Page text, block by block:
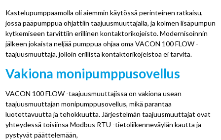
Kastelupumppaamolla oli aiemmin käytössä perinteinen ratkaisu,
jossa pääpumppua ohjattiin taajuusmuuttajalla, ja kolmen lisäpumpun
kytkemiseen tarvittiin erillinen kontaktorikojeisto. Modernisoinnin
jälkeen jokaista neljää pumppua ohjaa oma VACON 100 FLOW -
taajuusmuuttaja, jolloin erillistä kontaktorikojeistoa ei tarvita.
Vakiona monipumppusovellus
VACON 100 FLOW -taajuusmuuttajissa on vakiona usean
taajuusmuuttajan monipumppusovellus, mikä parantaa
luotettavuutta ja tehokkuutta. Järjestelmän taajuusmuuttajat ovat
yhteydessä toisiinsa Modbus RTU -tietoliikenneväylän kautta ja
pystyvät päättelemään,